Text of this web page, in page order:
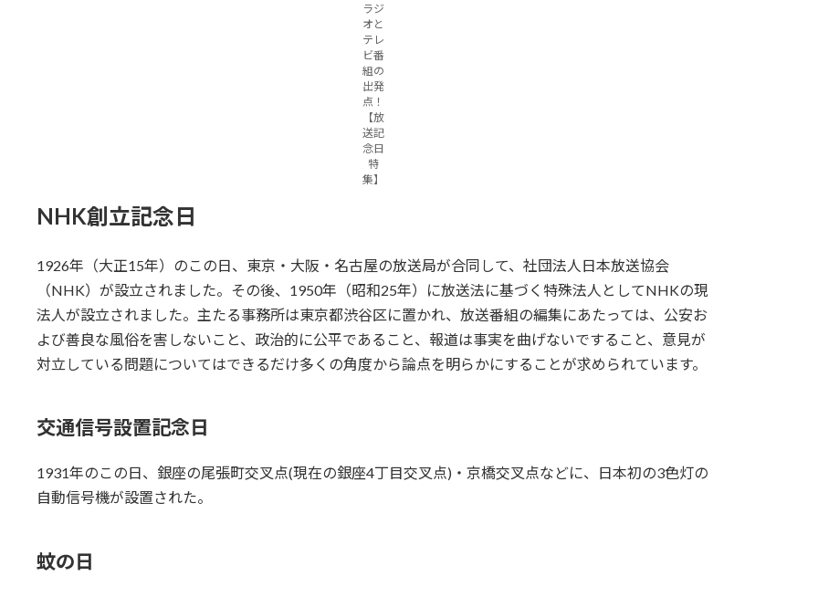
ラジ
オと
テレ
ビ番
組の
出発
点！
【放
送記
念日
特
集】
NHK創立記念日
1926年（大正15年）のこの日、東京・大阪・名古屋の放送局が合同して、社団法人日本放送協会
（NHK）が設立されました。その後、1950年（昭和25年）に放送法に基づく特殊法人としてNHKの現
法人が設立されました。主たる事務所は東京都渋谷区に置かれ、放送番組の編集にあたっては、公安お
よび善良な風俗を害しないこと、政治的に公平であること、報道は事実を曲げないですること、意見が
対立している問題についてはできるだけ多くの角度から論点を明らかにすることが求められています。
交通信号設置記念日
1931年のこの日、銀座の尾張町交叉点(現在の銀座4丁目交叉点)・京橋交叉点などに、日本初の3色灯の
自動信号機が設置された。
蚊の日